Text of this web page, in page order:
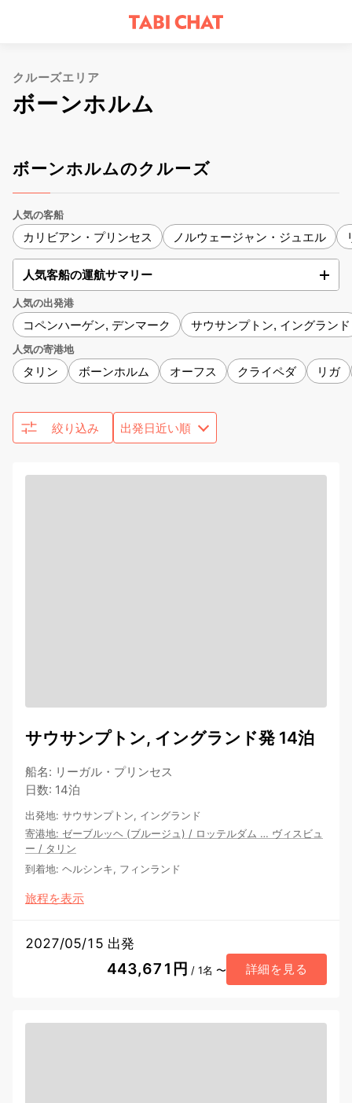
クルーズエリア
ボーンホルム
ボーンホルムのクルーズ
人気の客船
カリビアン・プリンセス ノルウェージャン・ジュエル
人気客船の運航サマリー
人気の出発港
コペンハーゲン, デンマーク サウサンプトン, イングランド
人気の寄港地
タリン ボーンホルム オーフス クライペダ リガ
絞り込み
サウサンプトン, イングランド発 14泊
船名: リーガル・プリンセス
日数: 14泊
出発地: サウサンプトン, イングランド
寄港地: ゼーブルッヘ (ブルージュ) / ロッテルダム … ヴィスビュ
ー / タリン
到着地: ヘルシンキ, フィンランド
旅程を表示
2027/05/15 出発
443,671円 / 1名 〜 詳細を見る